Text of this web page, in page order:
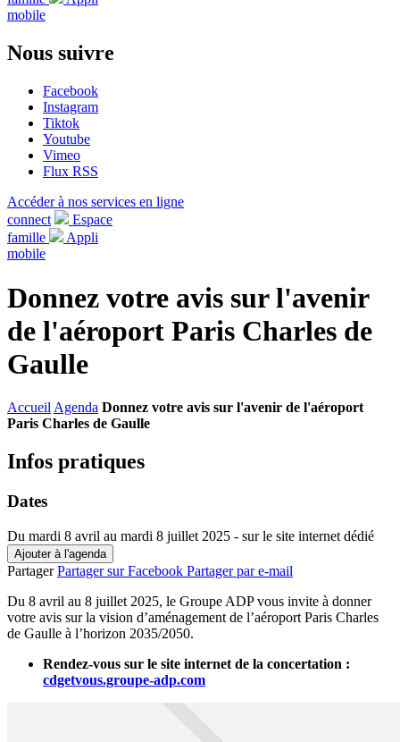
mobile
Nous suivre
Facebook
Instagram
Tiktok
Youtube
Vimeo
Flux RSS
Accéder à nos services en ligne
connect
Espace
famille
Appli
mobile
Donnez votre avis sur l'avenir
de l'aéroport Paris Charles de
Gaulle
Accueil Agenda Donnez votre avis sur l'avenir de l'aéroport
Paris Charles de Gaulle
Infos pratiques
Dates
Du mardi 8 avril au mardi 8 juillet 2025 - sur le site internet dédié
Ajouter à l'agenda
Partager Partager sur Facebook Partager par e-mail
Du 8 avril au 8 juillet 2025, le Groupe ADP vous invite à donner
votre avis sur la vision d’aménagement de l’aéroport Paris Charles
de Gaulle à l’horizon 2035/2050.
Rendez-vous sur le site internet de la concertation :
cdgetvous.groupe-adp.com